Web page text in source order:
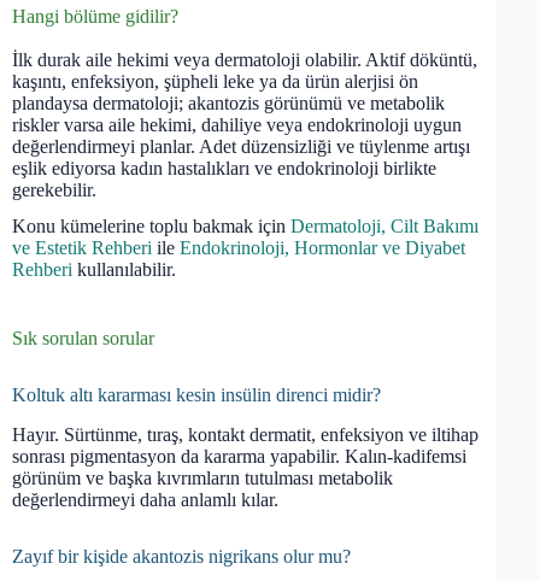
Hangi bölüme gidilir?
İlk durak aile hekimi veya dermatoloji olabilir. Aktif döküntü,
kaşıntı, enfeksiyon, şüpheli leke ya da ürün alerjisi ön
plandaysa dermatoloji; akantozis görünümü ve metabolik
riskler varsa aile hekimi, dahiliye veya endokrinoloji uygun
değerlendirmeyi planlar. Adet düzensizliği ve tüylenme artışı
eşlik ediyorsa kadın hastalıkları ve endokrinoloji birlikte
gerekebilir.
Konu kümelerine toplu bakmak için Dermatoloji, Cilt Bakımı
ve Estetik Rehberi ile Endokrinoloji, Hormonlar ve Diyabet
Rehberi kullanılabilir.
Sık sorulan sorular
Koltuk altı kararması kesin insülin direnci midir?
Hayır. Sürtünme, tıraş, kontakt dermatit, enfeksiyon ve iltihap
sonrası pigmentasyon da kararma yapabilir. Kalın-kadifemsi
görünüm ve başka kıvrımların tutulması metabolik
değerlendirmeyi daha anlamlı kılar.
Zayıf bir kişide akantozis nigrikans olur mu?